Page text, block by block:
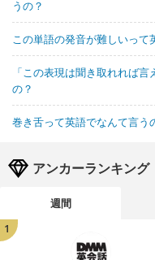
うの？
この単語の発音が難しいって
「この表現は聞き取れれば
の？
巻き舌って英語でなんて言う
アンカーランキング
週間
1